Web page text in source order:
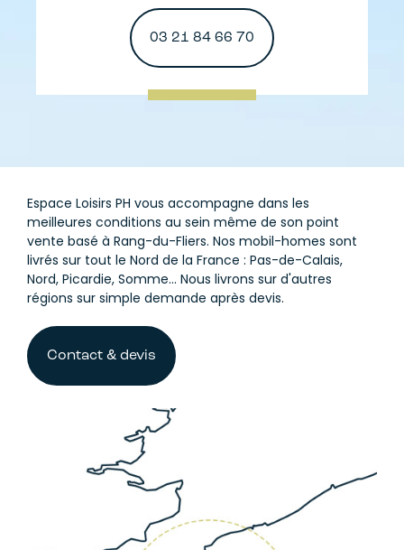
03 21 84 66 70
Espace Loisirs PH vous accompagne dans les
meilleures conditions au sein même de son point
vente basé à Rang-du-Fliers. Nos mobil-homes sont
livrés sur tout le Nord de la France : Pas-de-Calais,
Nord, Picardie, Somme... Nous livrons sur d'autres
régions sur simple demande après devis.
Contact & devis